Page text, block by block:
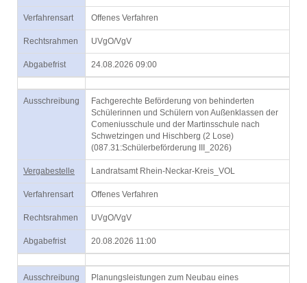
Verfahrensart Offenes Verfahren
Rechtsrahmen UVgO/VgV
Abgabefrist 24.08.2026 09:00
Ausschreibung
Fachgerechte Beförderung von behinderten
Schülerinnen und Schülern von Außenklassen der
Comeniusschule und der Martinsschule nach
Schwetzingen und Hischberg (2 Lose)
(087.31:Schülerbeförderung III_2026)
Vergabestelle Landratsamt Rhein-Neckar-Kreis_VOL
Verfahrensart Offenes Verfahren
Rechtsrahmen UVgO/VgV
Abgabefrist 20.08.2026 11:00
Ausschreibung
Planungsleistungen zum Neubau eines